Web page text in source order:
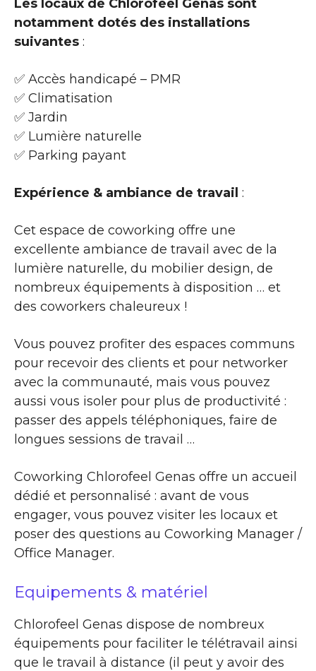
Les locaux de Chlorofeel Genas sont
notamment dotés des installations
suivantes :
✅ Accès handicapé – PMR
✅ Climatisation
✅ Jardin
✅ Lumière naturelle
✅ Parking payant
Expérience & ambiance de travail :
Cet espace de coworking offre une
excellente ambiance de travail avec de la
lumière naturelle, du mobilier design, de
nombreux équipements à disposition … et
des coworkers chaleureux !
Vous pouvez profiter des espaces communs
pour recevoir des clients et pour networker
avec la communauté, mais vous pouvez
aussi vous isoler pour plus de productivité :
passer des appels téléphoniques, faire de
longues sessions de travail …
Coworking Chlorofeel Genas offre un accueil
dédié et personnalisé : avant de vous
engager, vous pouvez visiter les locaux et
poser des questions au Coworking Manager /
Office Manager.
Equipements & matériel
Chlorofeel Genas dispose de nombreux
équipements pour faciliter le télétravail ainsi
que le travail à distance (il peut y avoir des